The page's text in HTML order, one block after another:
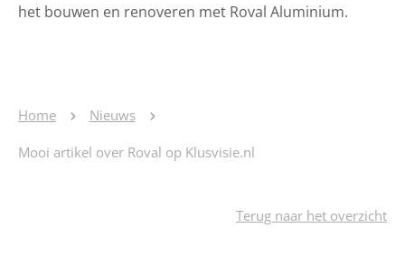
het bouwen en renoveren met Roval Aluminium.
Home Nieuws
Mooi artikel over Roval op Klusvisie.nl
Terug naar het overzicht